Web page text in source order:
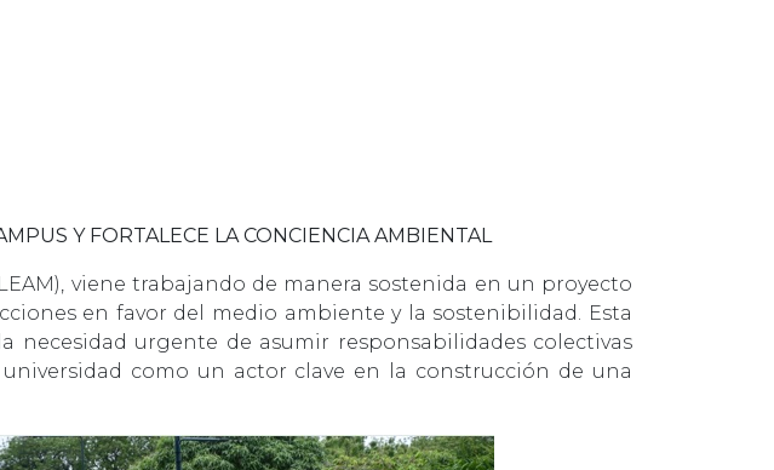
Y FORTALECE LA CONCIENCIA AMBIENTAL
viene trabajando de manera sostenida en un proyecto
en favor del medio ambiente y la sostenibilidad. Esta
urgente de asumir responsabilidades colectivas
como un actor clave en la construcción de una